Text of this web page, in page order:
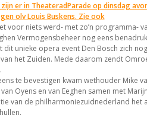
er in TheateradParade op dinsdag
olv Louis Buskens. Zie ook
voor niets werd- met zo’n programma-
Vermogensbeheer nog eens
unieke opera event Den Bosch zich
het Zuiden. Mede daarom zendt
te bevestigen kwam wethouder Mike
Oyens en van Eeghen samen met
van de philharmoniezuidnederland het